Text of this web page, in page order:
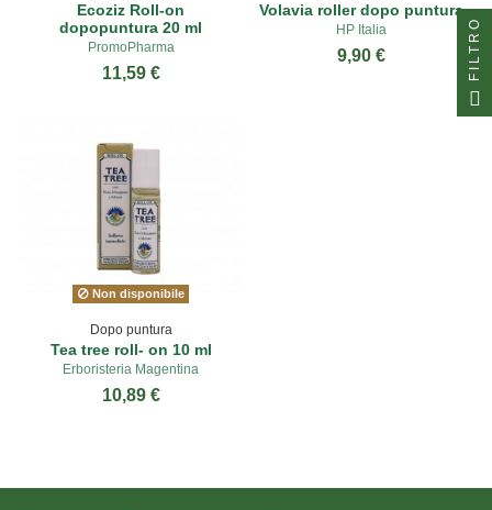
Ecoziz Roll-on
dopopuntura 20 ml
PromoPharma
11,59 €
Volavia roller dopo puntura
HP Italia
9,90 €
Non disponibile
Dopo puntura
Tea tree roll- on 10 ml
Erboristeria Magentina
10,89 €
FILTRO